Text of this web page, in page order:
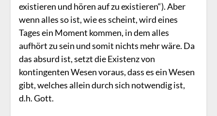
existieren und hören auf zu existieren“). Aber
wenn alles so ist, wie es scheint, wird eines
Tages ein Moment kommen, in dem alles
aufhört zu sein und somit nichts mehr wäre. Da
das absurd ist, setzt die Existenz von
kontingenten Wesen voraus, dass es ein Wesen
gibt, welches allein durch sich notwendig ist,
d.h. Gott.